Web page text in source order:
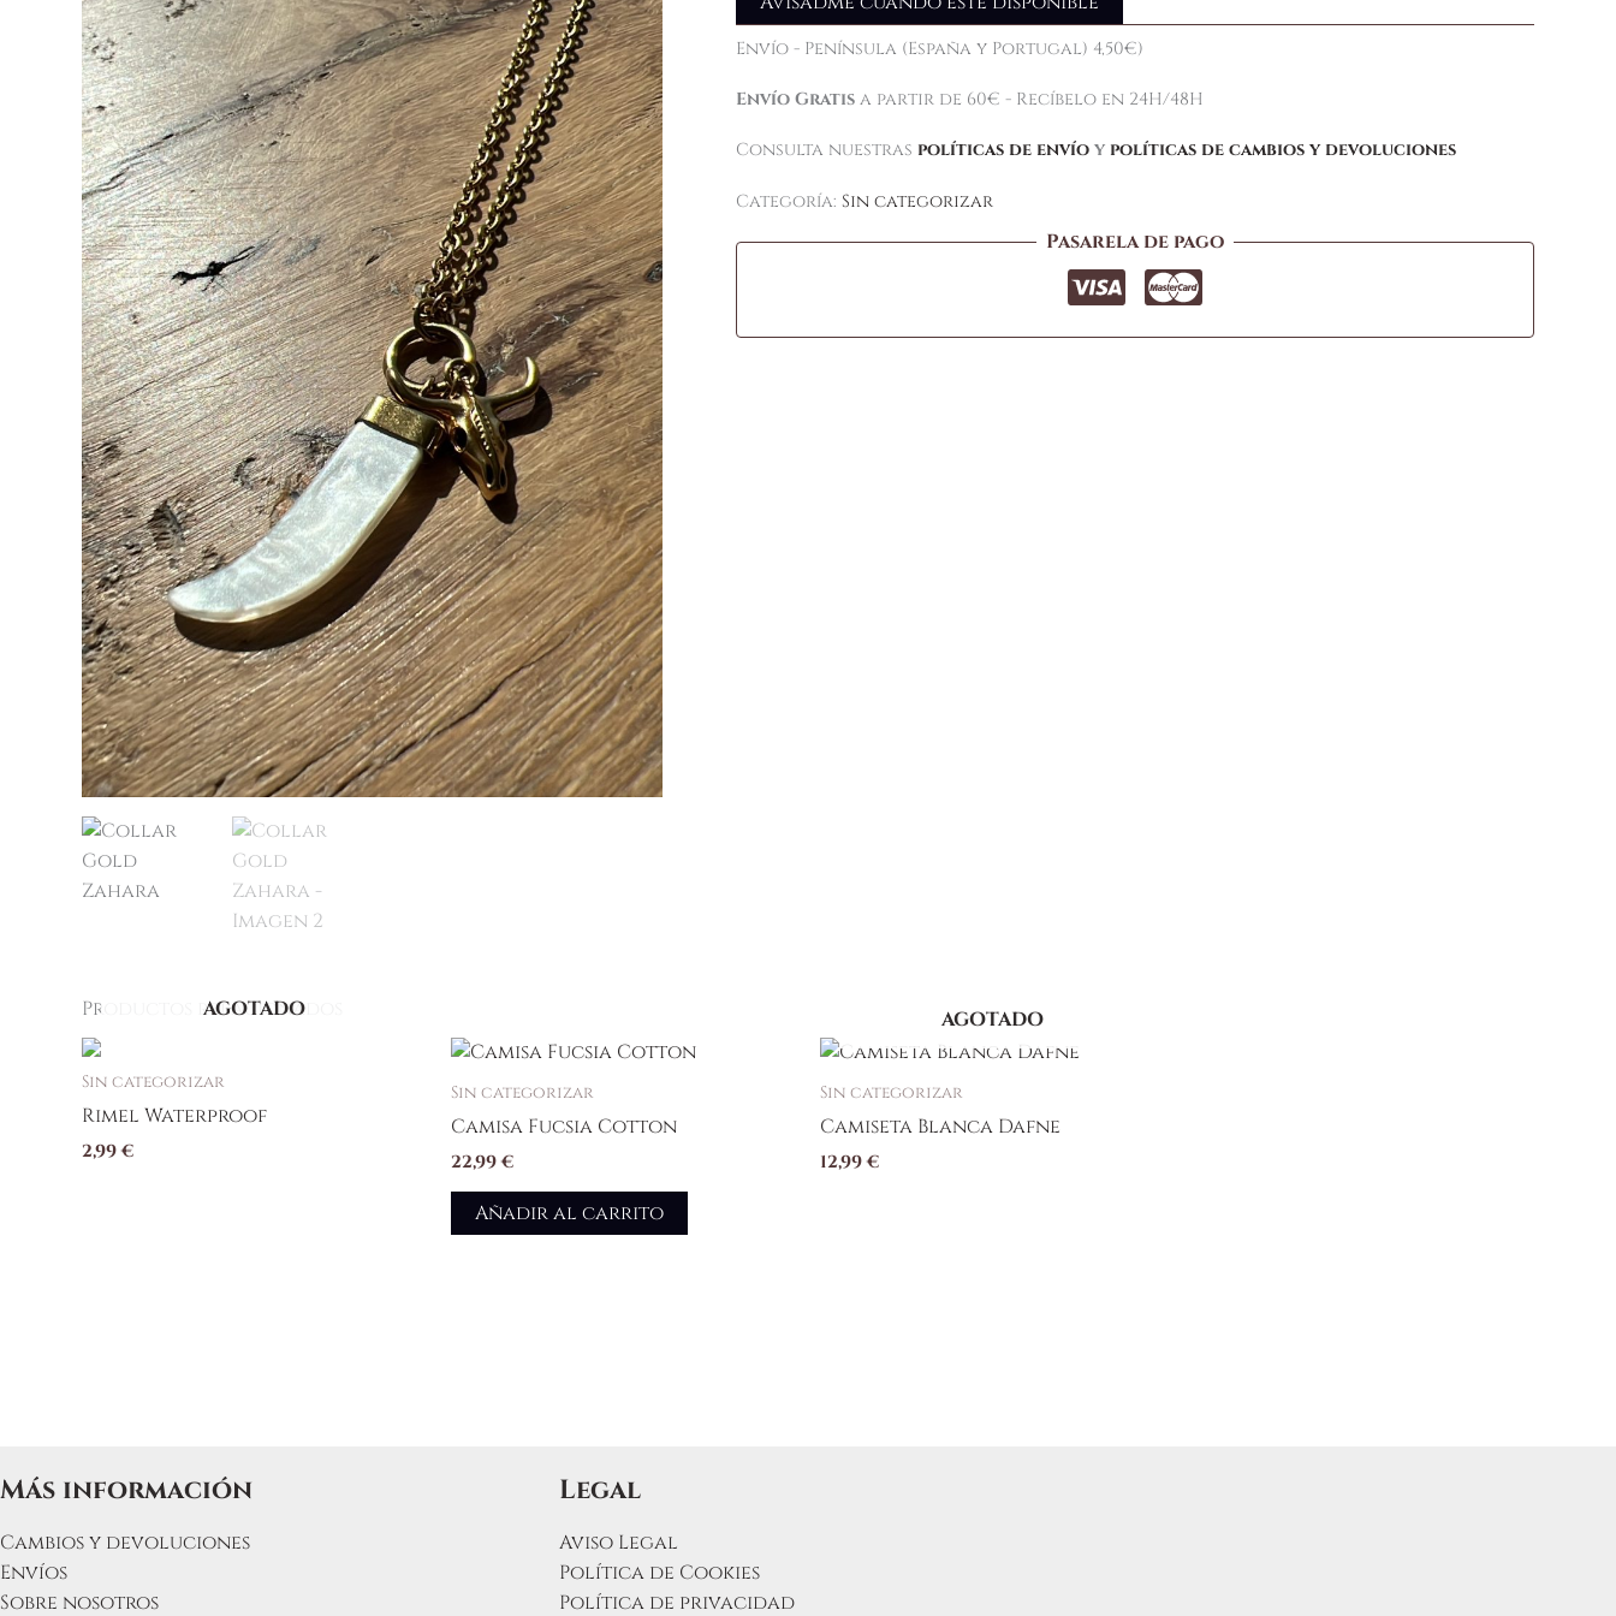
Envío - Península (España y Portugal) 4,50€)
Envío Gratisa partir de 60€ - Recíbelo en 24H/48H
Consulta nuestras políticas de envíoy políticas de cambios y devoluciones
Categoría: Sin categorizar
Pasarela de pago
Productos relacionados
AGOTADO
Sin categorizar
Rimel Waterproof
2,99€
Sin categorizar
Camisa Fucsia Cotton
22,99€
Añadir al carrito
AGOTADO
Sin categorizar
Camiseta Blanca Dafne
12,99€
Más información
Cambios y devoluciones
Envíos
Sobre nosotros
Legal
Aviso Legal
Política de Cookies
Política de privacidad